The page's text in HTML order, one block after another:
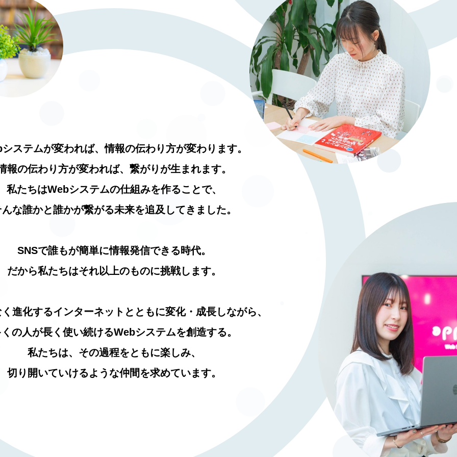
ステムが変われば、情報の伝わり方が変わります。
報の伝わり方が変われば、 繋がりが生まれます。
私たちはWebシステムの仕組みを作ることで、
んな誰かと誰かが繋がる未来を追及してきました。
SNSで誰もが簡単に情報発信できる時代。
だから私たちはそれ以上のものに挑戦します。
進化するインターネットとともに変化・成長しながら、
の人が長く使い続けるWebシステムを創造する。
私たちは、その過程をともに楽しみ、
切り開いていけるような仲間を求めています。